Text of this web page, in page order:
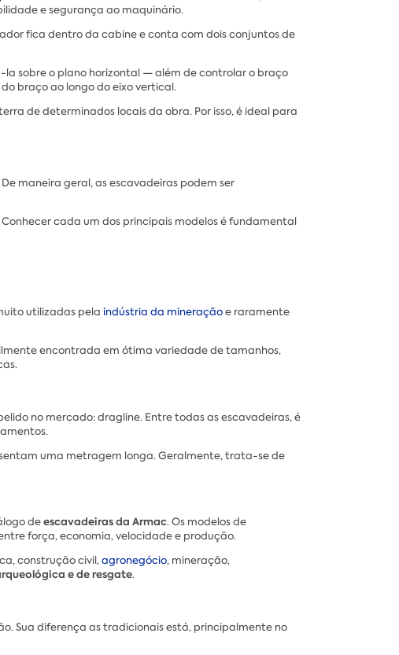
e segurança ao maquinário.
fica dentro da cabine e conta com dois conjuntos de
sobre o plano horizontal — além de controlar o braço
braço ao longo do eixo vertical.
de determinados locais da obra. Por isso, é ideal para
maneira geral, as escavadeiras podem ser
cada um dos principais modelos é fundamental
utilizadas pela indústria da mineraçãoe raramente
encontrada em ótima variedade de tamanhos,
no mercado: dragline. Entre todas as escavadeiras, é
uma metragem longa. Geralmente, trata-se de
deescavadeiras da Armac. Os modelos de
força, economia, velocidade e produção.
construção civil,agronegócio, mineração,
e de resgate.
Sua diferença as tradicionais está, principalmente no